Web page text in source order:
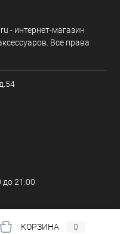
- интернет-магазин
Все права
21:00
КОРЗИНА 0